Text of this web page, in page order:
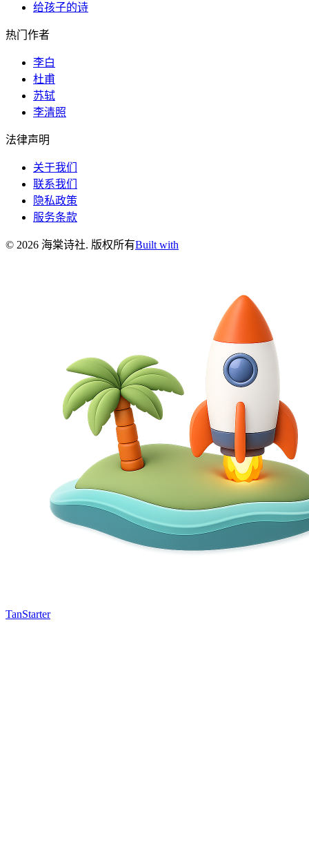
给孩子的诗
热门作者
李白
杜甫
苏轼
李清照
法律声明
关于我们
联系我们
隐私政策
服务条款
© 2026 海棠诗社. 版权所有Built with
TanStarter